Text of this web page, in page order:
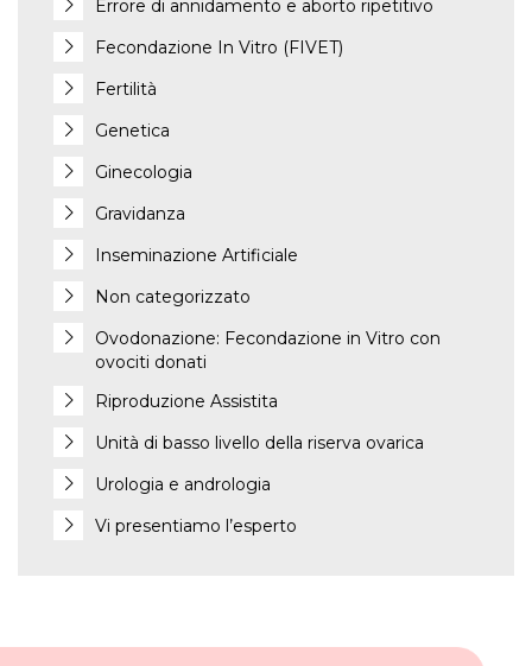
Errore di annidamento e aborto ripetitivo
Fecondazione In Vitro (FIVET)
Fertilità
Genetica
Ginecologia
Gravidanza
Inseminazione Artificiale
Non categorizzato
Ovodonazione: Fecondazione in Vitro con
ovociti donati
Riproduzione Assistita
Unità di basso livello della riserva ovarica
Urologia e andrologia
Vi presentiamo l’esperto